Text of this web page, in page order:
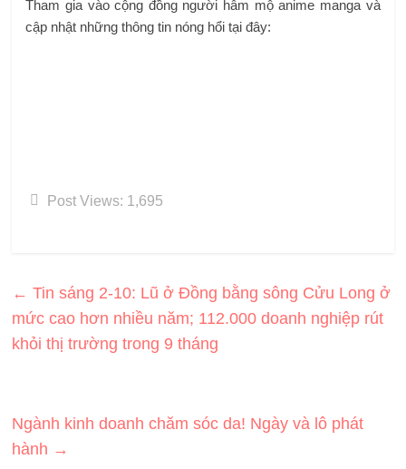
Your email address will not be published. Required fields are
Name*
Email